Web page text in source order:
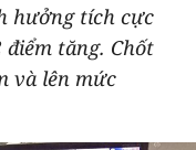
hưởng tích cực
tăng. Chốt
và lên mức